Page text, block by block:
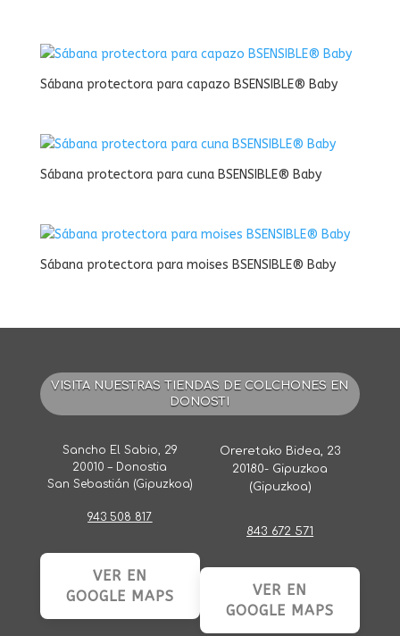
Sábana protectora para capazo BSENSIBLE® Baby
Sábana protectora para cuna BSENSIBLE® Baby
Sábana protectora para moises BSENSIBLE® Baby
VISITA NUESTRAS TIENDAS DE COLCHONES EN
DONOSTI
Sancho El Sabio, 29
20010 – Donostia
San Sebastián (Gipuzkoa)
943 508 817
VER EN
GOOGLE MAPS
Oreretako Bidea, 23
20180- Gipuzkoa
(Gipuzkoa)
843 672 571
VER EN
GOOGLE MAPS